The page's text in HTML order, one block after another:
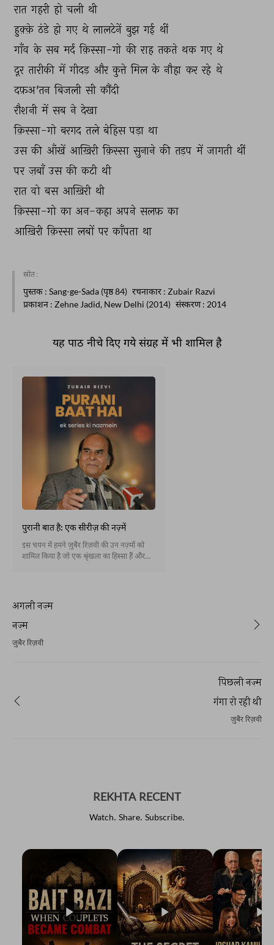
रात गहरी हो चली थी
हुक़्क़े ठंडे हो गए थे लालटेनें बुझ गई थीं
गाँव के सब मर्द क़िस्सा-गो की राह तकते थक गए थे
दूर तारीकी में गीदड़ और कुत्ते मिल के नौहा कर रहे थे
दफ़अ'तन बिजली सी कौंदी
रौशनी में सब ने देखा
क़िस्सा-गो बरगद तले बेहिस पड़ा था
उस की आँखें आख़िरी क़िस्सा सुनाने की तड़प में जागती थीं
पर ज़बाँ उस की कटी थी
रात वो बस आख़िरी थी
क़िस्सा-गो का अन-कहा अपने सलफ़ का
आख़िरी क़िस्सा लबों पर काँपता था
स्रोत :
पुस्तक : Sang-ge-Sada (पृष्ठ 84) रचनाकार : Zubair Razvi
प्रकाशन : Zehne Jadid, New Delhi (2014) संस्करण: 2014
यह पाठ नीचे दिए गये संग्रह में भी शामिल है
पुरानी बात है: एक सीरीज़ की नज़्में
इस चयन में हमने ज़ुबैर रिज़वी की उन नज़्मों को
शामिल किया है जो एक श्रृंखला का हिस्सा हैं और
अगली नज़्म
नज़्म
ज़ुबैर रिज़वी
पिछली नज़्म
गंगा रो रही थी
ज़ुबैर रिज़वी
REKHTA RECENT
Watch. Share. Subscribe.